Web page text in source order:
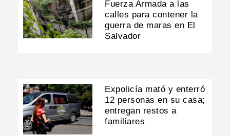
Fuerza Armada a las
calles para contener la
guerra de maras en El
Salvador
Expolicía mató y enterró
12 personas en su casa;
entregan restos a
familiares